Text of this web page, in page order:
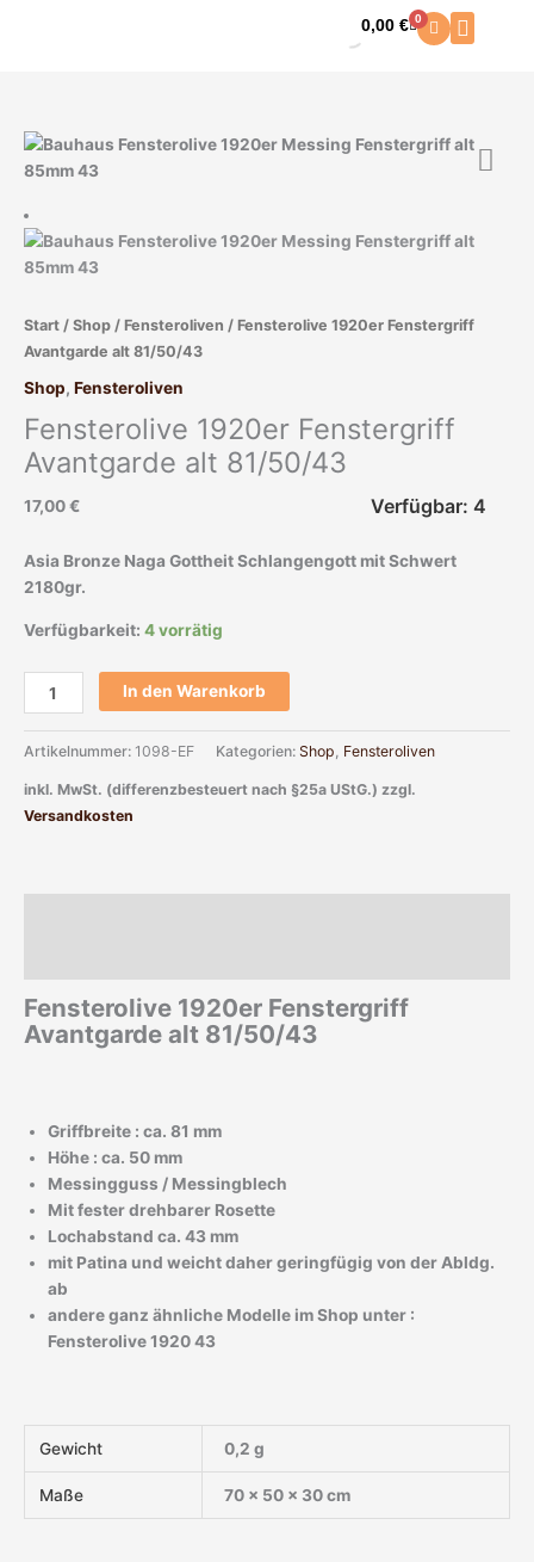
0,00€ 0
Warenkorb
Start / Shop / Fensteroliven / Fensterolive 1920er Fenstergriff
Avantgarde alt 81/50/43
Shop, Fensteroliven
Fensterolive 1920er Fenstergriff
Avantgarde alt 81/50/43
17,00€ Verfügbar: 4
Asia Bronze Naga Gottheit Schlangengott mit Schwert
2180gr.
Verfügbarkeit: 4 vorrätig
Fensterolive
1920er
Avantgarde
alt
81/50/43
In den Warenkorb
Artikelnummer: 1098-EF Kategorien: Shop Fensteroliven
inkl. MwSt. (differenzbesteuert nach §25a UStG.) zzgl.
Versandkosten
Fensterolive 1920er Fenstergriff
Avantgarde alt 81/50/43
Griffbreite : ca. 81 mm
Höhe : ca. 50 mm
Messingguss / Messingblech
Mit fester drehbarer Rosette
Lochabstand ca. 43 mm
mit Patina und weicht daher geringfügig von der Abldg.
ab
andere ganz ähnliche Modelle im Shop unter :
Fensterolive 1920 43
Gewicht 0,2 g
Maße 70 × 50 × 30 cm